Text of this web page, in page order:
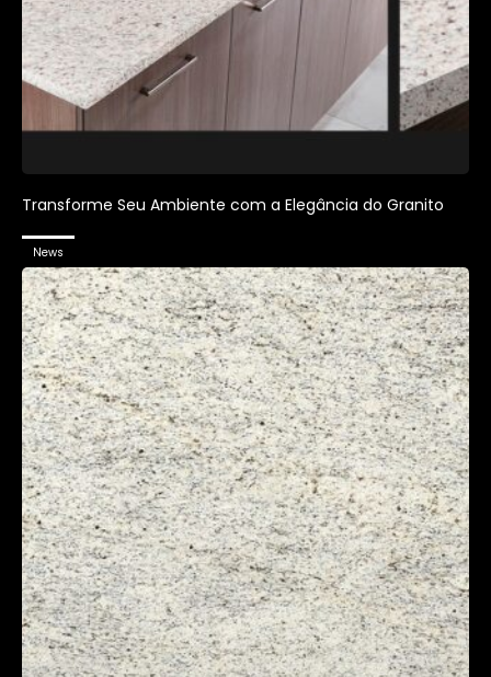
Transforme Seu Ambiente com a Elegância do Granito
News